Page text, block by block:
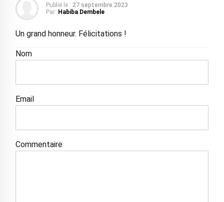
Publié le : 27 septembre 2023
Par: Habiba Dembele
Un grand honneur. Félicitations !
Nom
Email
Commentaire